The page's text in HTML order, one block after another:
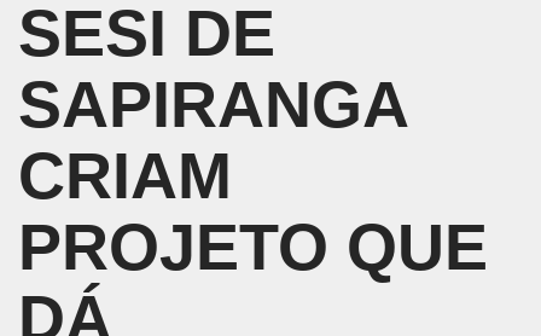
SESI DE
SAPIRANGA
CRIAM
PROJETO QUE
DÁ